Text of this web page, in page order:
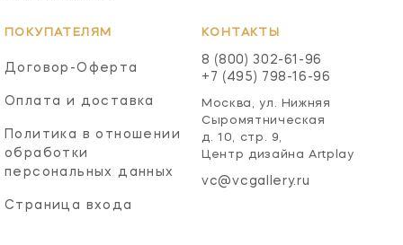
ПОКУПАТЕЛЯМ
Договор-Оферта
Оплата и доставка
Политика в отношении
обработки
персональных данных
Страница входа
КОНТАКТЫ
8 (800) 302-61-96
+7 (495) 798-16-96
Москва, ул. Нижняя
Сыромятническая
д. 10, стр. 9,
Центр дизайна Artplay
vc@vcgallery.ru